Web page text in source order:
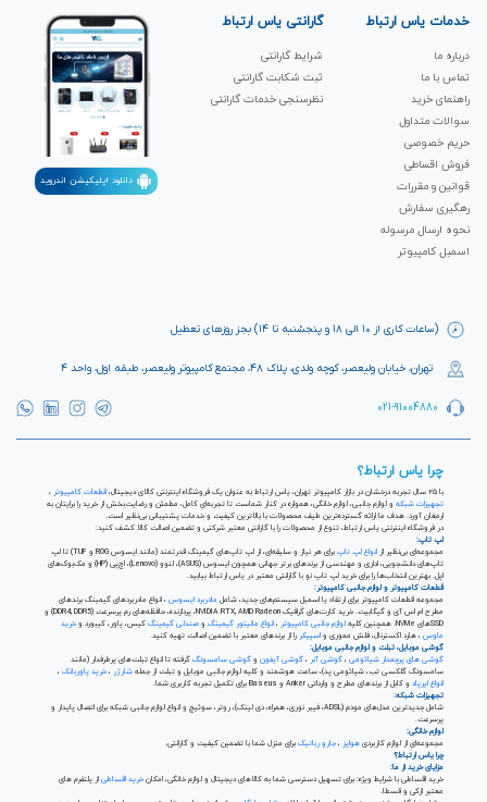
(ساعات کاری از ۱۰ الی ۱۸ و پنجشنبه تا ۱۴) بجز روزهای تعطیل
تهران، خیابان ولیعصر، کوچه ولدی، پلاک ۴۸، مجتمع کامپیوتر ولیعصر، طبقه اول، واحد ۴
021-91004880
خدمات یاس ارتباط
درباره ما
تماس با ما
راهنمای خرید
سوالات متداول
حریم خصوصی
فروش اقساطی
قوانین و مقررات
رهگیری سفارش
نحوه ارسال مرسوله
اسمبل کامپیوتر
گارانتی یاس ارتباط
شرایط گارانتی
ثبت شکابت‌ گارانتی
نظرسنجی خدمات گارانتی
دانلود اپلیکیشن اندروید
چرا یاس ارتباط؟
با ۲۵ سال تجربه درخشان در بازار کامپیوتر تهران، یاس ارتباط به عنوان یک فروشگاه اینترنتی کالای دیجیتال، قطعات کامپیوتر
تجهیزات شبکه
و لوازم جانبی، لوازم خانگی، همواره در کنار شماست تا تجربه‌ای کامل، مطمئن و رضایت‌بخش از خرید را برایتان به
ارمغان آورد. هدف ما ارائه گسترده‌ترین طیف محصولات با بالاترین کیفیت و خدمات پشتیبانی بی‌نظیر است.
در فروشگاه اینترنتی یاس ارتباط، تنوع از محصولات را با گارانتی معتبر شرکتی و تضمین اصالت کالا کشف کنید:
لپ تاپ:
مجموعه‌ای بی‌نظیر از انواع لپ تاپ
برای هر نیاز و سلیقه‌ای، از لپ تاپ‌های گیمینگ قدرتمند (مانند ایسوس ROG و TUF) تا لپ
تاپ‌های دانشجویی، اداری و مهندسی از برندهای برتر جهانی همچون ایسوس (ASUS)، لنوو (Lenovo)، اچ‌پی (HP) و مک‌بوک‌های
اپل. بهترین انتخاب‌ها را برای خرید لپ تاپ نو با گارانتی معتبر در یاس ارتباط بیابید.
قطعات کامپیوتر و لوازم جانبی کامپیوتر:
مجموعه قطعات کامپیوتر برای ارتقاء یا اسمبل سیستم‌های جدید، شامل مادربرد ایسوس ، انواع مادربردهای گیمینگ برندهای
مطرح ام اس آی و گیگابیت. خرید کارت‌های گرافیک NVIDIA RTX, AMD Radeon، پردازنده‌، حافظه‌های رم پرسرعت (DDR4, DDR5) و
SSDهای NVMe. همچنین کلیه
لوازم جانبی کامپیوتر انواع مانیتور گیمینگ صندلی گیمینگ
خرید
ماوس
اسپیکر
گوشی موبایل، تبلت و لوازم جانبی موبایل:
گوشی های پرچمدار شیائومی گوشی آنر گوشی آیفون گوشی سامسونگ گرفته تا انواع تبلت‌های پرطرفدار (مانند
سامسونگ گلکسی تب، شیائومی پد)، ساعت هوشمند و کلیه لوازم جانبی موبایل و تبلت از جمله شارژر خرید پاوربانک
انواع ایرپاد
تجهیزات شبکه:
شامل جدیدترین مدل‌های مودم (ADSL، فیبر نوری، همراه، دی لینک)، روتر، سوئیچ و انواع لوازم جانبی شبکه برای اتصال پایدار و
پرسرعت.
لوازم خانگی:
مجموعه‌ای از لوازم کاربردی هواپز جارو رباتیک
چرا یاس ارتباط؟
مزایای خرید از ما:
خرید اقساطی با شرایط ویژه: برای تسهیل دسترسی شما به کالاهای دیجیتال و لوازم خانگی، امکانخرید اقساطی از پلتفرم های
معتبر ازکی و قسطا.